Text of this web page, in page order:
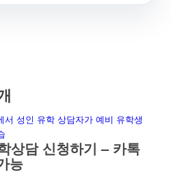
상담 신청하기 – 카톡
능